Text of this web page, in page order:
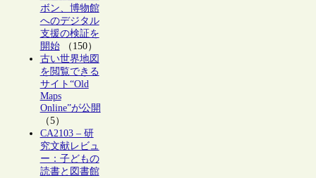
ボン、博物館
へのデジタル
支援の検証を
開始（150）
古い世界地図
を閲覧できる
サイト“Old
Maps
Online”が公開
（5）
CA2103 – 研
究文献レビュ
ー：子どもの
読書と図書館